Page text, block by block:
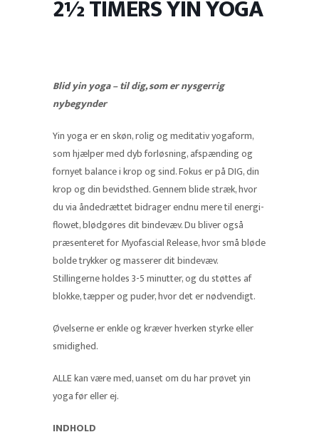
2½ TIMERS YIN YOGA
Blid yin yoga – til dig, som er nysgerrig
nybegynder
Yin yoga er en skøn, rolig og meditativ yogaform,
som hjælper med dyb forløsning, afspænding og
fornyet balance i krop og sind. Fokus er på DIG, din
krop og din bevidsthed. Gennem blide stræk, hvor
du via åndedrættet bidrager endnu mere til energi-
flowet, blødgøres dit bindevæv. Du bliver også
præsenteret for Myofascial Release, hvor små bløde
bolde trykker og masserer dit bindevæv.
Stillingerne holdes 3-5 minutter, og du støttes af
blokke, tæpper og puder, hvor det er nødvendigt.
Øvelserne er enkle og kræver hverken styrke eller
smidighed.
ALLE kan være med, uanset om du har prøvet yin
yoga før eller ej.
INDHOLD